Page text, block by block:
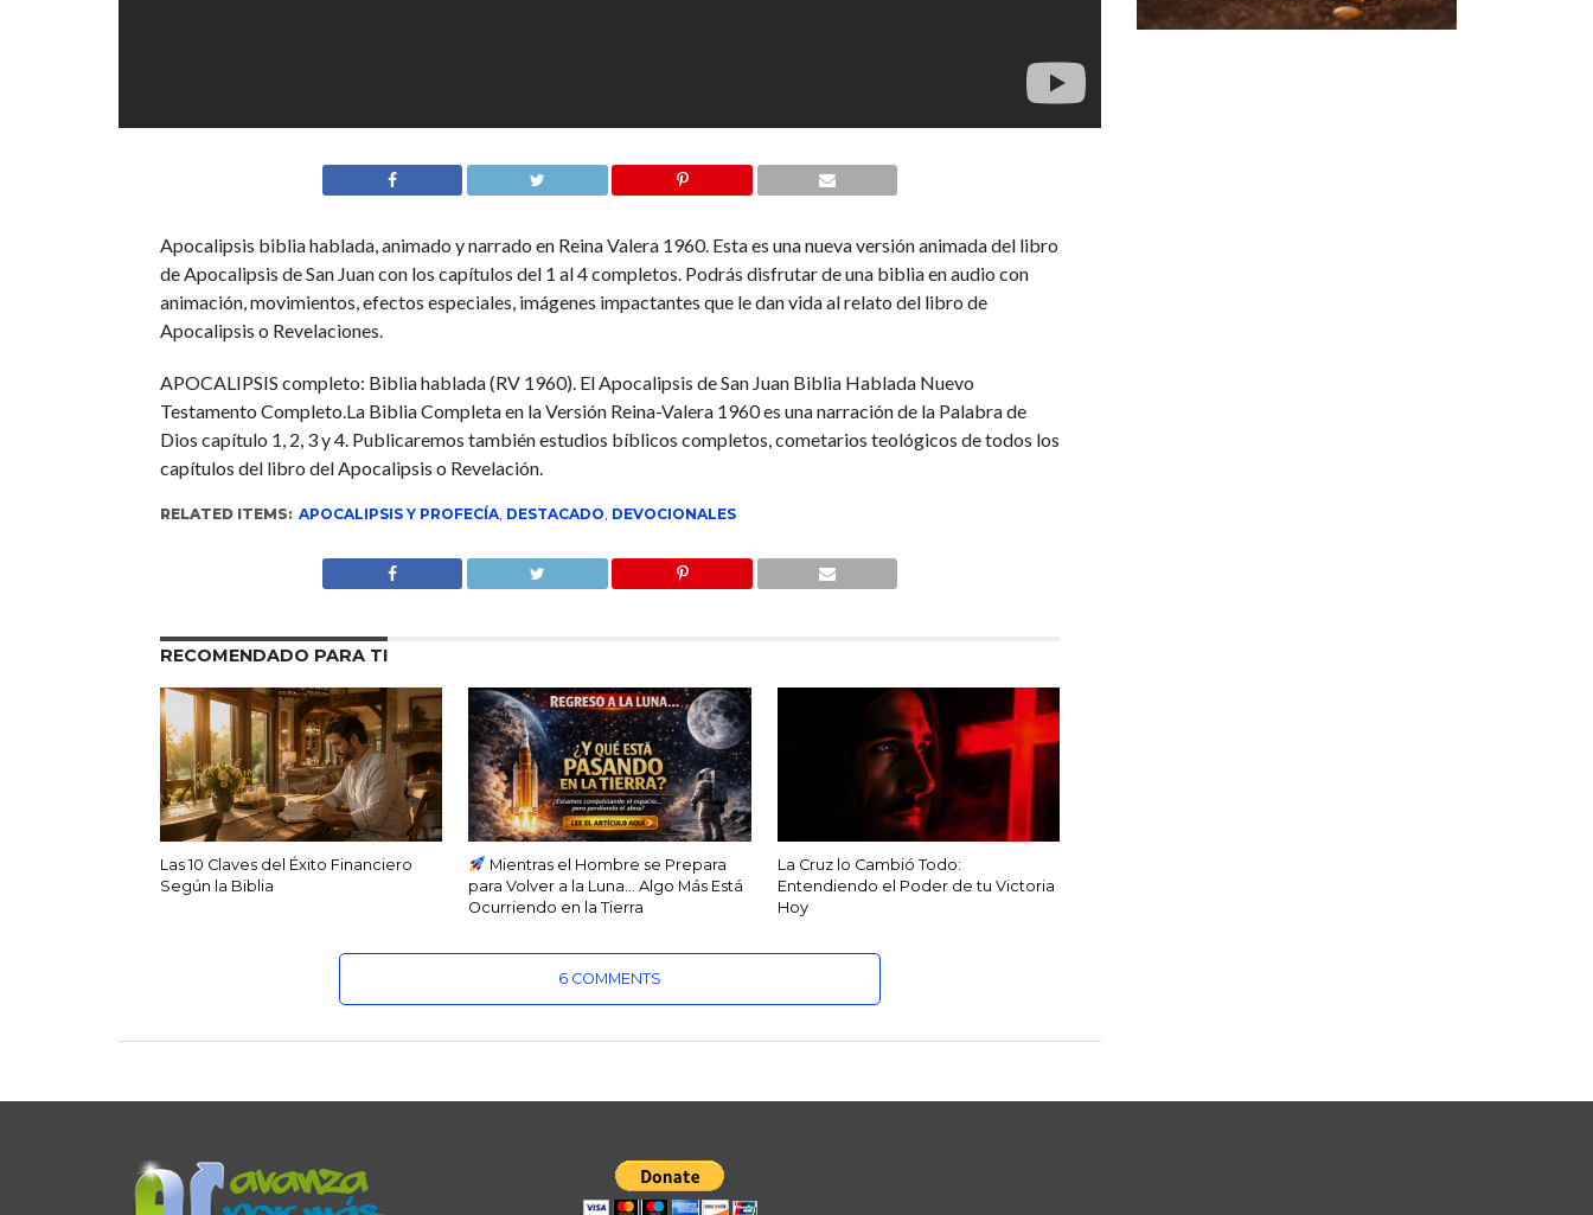
Apocalipsis biblia hablada, animado y narrado en Reina Valera 1960. Esta es una nueva versión animada del libro
de Apocalipsis de San Juan con los capítulos del 1 al 4 completos. Podrás disfrutar de una biblia en audio con
animación, movimientos, efectos especiales, imágenes impactantes que le dan vida al relato del libro de
Apocalipsis o Revelaciones.
APOCALIPSIS completo: Biblia hablada (RV 1960). El Apocalipsis de San Juan Biblia Hablada Nuevo
Testamento Completo.La Biblia Completa en la Versión Reina-Valera 1960 es una narración de la Palabra de
Dios capítulo 1, 2, 3 y 4. Publicaremos también estudios bíblicos completos, cometarios teológicos de todos los
capítulos del libro del Apocalipsis o Revelación.
RELATED ITEMS: APOCALIPSIS Y PROFECÍA, DESTACADO DEVOCIONALES
RECOMENDADO PARA TI
Las 10 Claves del Éxito Financiero
Según la Biblia
Mientras el Hombre se Prepara
para Volver a la Luna… Algo Más Está
Ocurriendo en la Tierra
La Cruz lo Cambió Todo:
Entendiendo el Poder de tu Victoria
Hoy
6 COMMENTS